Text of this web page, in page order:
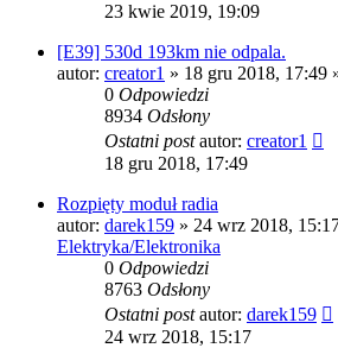
23 kwie 2019, 19:09
[E39] 530d 193km nie odpala.
autor: creator1 » 18 gru 2018, 17:49
0 Odpowiedzi
8934 Odsłony
Ostatni postautor: creator1
18 gru 2018, 17:49
Rozpięty moduł radia
autor: darek159 » 24 wrz 2018,
Elektryka/Elektronika
0 Odpowiedzi
8763 Odsłony
Ostatni postautor: darek159
24 wrz 2018, 15:17